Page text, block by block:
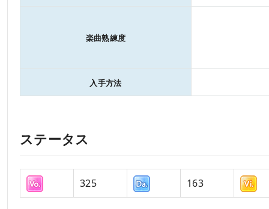
楽曲熟練度
入手方法
ステータス
325 163